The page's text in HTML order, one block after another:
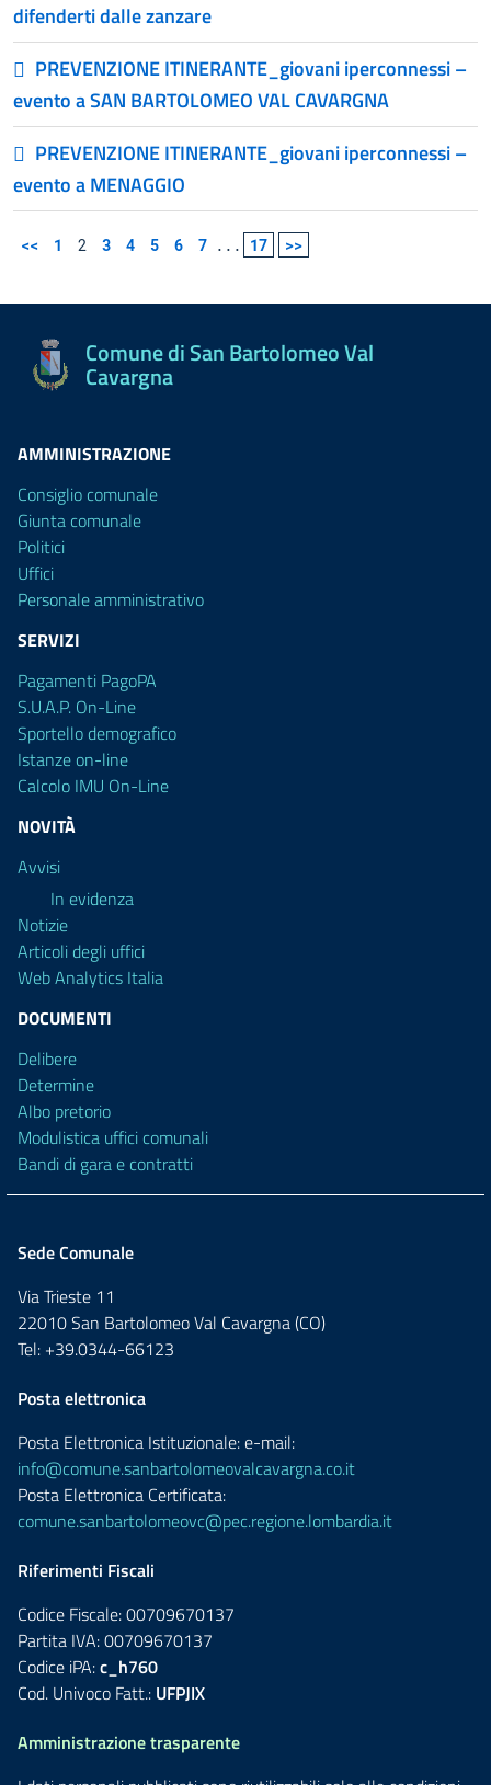
difenderti dalle zanzare
PREVENZIONE ITINERANTE_giovani iperconnessi –
evento a SAN BARTOLOMEO VAL CAVARGNA
PREVENZIONE ITINERANTE_giovani iperconnessi –
evento a MENAGGIO
<< 1 2 3 4 5 6 7 ... 17 >>
Comune di San Bartolomeo Val
Cavargna
AMMINISTRAZIONE
Consiglio comunale
Giunta comunale
Politici
Uffici
Personale amministrativo
SERVIZI
Pagamenti PagoPA
S.U.A.P. On-Line
Sportello demografico
Istanze on-line
Calcolo IMU On-Line
NOVITÀ
Avvisi
In evidenza
Notizie
Articoli degli uffici
Web Analytics Italia
DOCUMENTI
Delibere
Determine
Albo pretorio
Modulistica uffici comunali
Bandi di gara e contratti
Sede Comunale
Via Trieste 11
22010 San Bartolomeo Val Cavargna (CO)
Tel: +39.0344-66123
Posta elettronica
Posta Elettronica Istituzionale: e-mail:
info@comune.sanbartolomeovalcavargna.co.it
Posta Elettronica Certificata:
comune.sanbartolomeovc@pec.regione.lombardia.it
Riferimenti Fiscali
Codice Fiscale: 00709670137
Partita IVA: 00709670137
Codice iPA:c_h760
Cod. Univoco Fatt.: UFPJIX
Amministrazione trasparente